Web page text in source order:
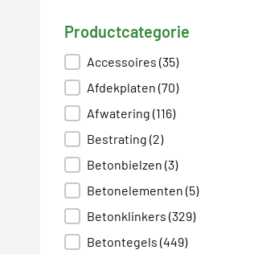
Productcategorie
Productcategorie
Accessoires (35)
Afdekplaten (70)
Afwatering (116)
Bestrating (2)
Betonbielzen (3)
Betonelementen (5)
Betonklinkers (329)
Betontegels (449)